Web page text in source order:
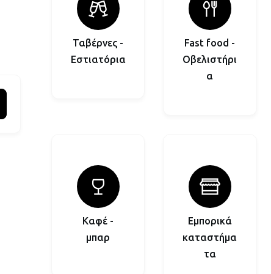
Ταβέρνες -
Εστιατόρια
Fast food -
Οβελιστήρι
α
Καφέ -
μπαρ
Εμπορικά
καταστήμα
τα